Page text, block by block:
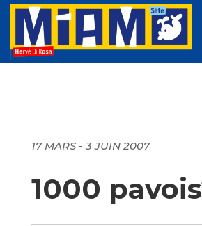
17 MARS - 3 JUIN 2007
1000